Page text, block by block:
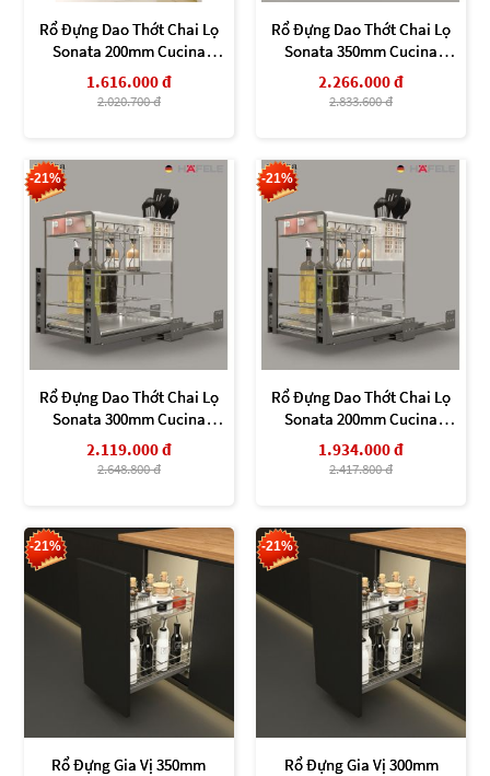
Rổ Đựng Dao Thớt Chai Lọ
Sonata 200mm Cucina
549.20.211
1.616.000 đ
2.020.700 đ
Rổ Đựng Dao Thớt Chai Lọ
Sonata 350mm Cucina
549.20.014
2.266.000 đ
2.833.600 đ
-21%
Rổ Đựng Dao Thớt Chai Lọ
Sonata 300mm Cucina
549.20.013
2.119.000 đ
2.648.800 đ
-21%
Rổ Đựng Dao Thớt Chai Lọ
Sonata 200mm Cucina
549.20.011
1.934.000 đ
2.417.800 đ
-21%
Rổ Đựng Gia Vị 350mm
-21%
Rổ Đựng Gia Vị 300mm